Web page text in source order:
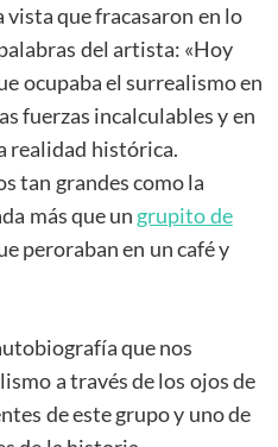
vista que fracasaron en lo
del artista: «Hoy
ocupaba el surrealismo en
fuerzas incalculables y en
realidad histórica.
tan grandes como la
más que un grupito de
peroraban en un café y
que nos
a través de los ojos de
de este grupo y uno de